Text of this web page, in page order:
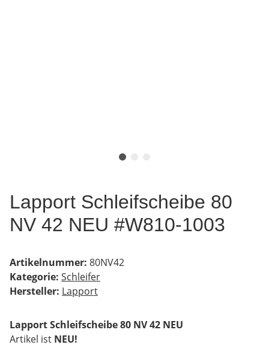
Lapport Schleifscheibe 80
NV 42 NEU #W810-1003
Artikelnummer: 80NV42
Kategorie: Schleifer
Hersteller: Lapport
Lapport Schleifscheibe 80 NV 42 NEU
Artikel ist NEU!